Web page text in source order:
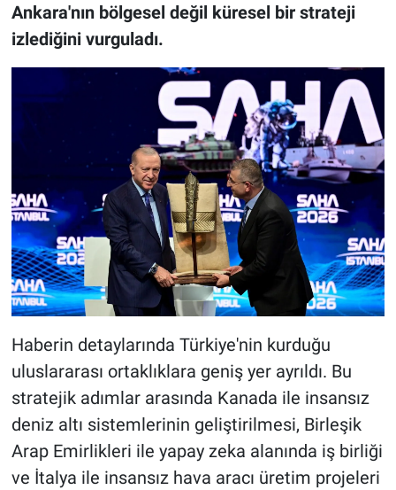
Ankara'nın bölgesel değil küresel bir strateji
izlediğini vurguladı.
Haberin detaylarında Türkiye'nin kurduğu
uluslararası ortaklıklara geniş yer ayrıldı. Bu
stratejik adımlar arasında Kanada ile insansız
deniz altı sistemlerinin geliştirilmesi, Birleşik
Arap Emirlikleri ile yapay zeka alanında iş birliği
ve İtalya ile insansız hava aracı üretim projeleri